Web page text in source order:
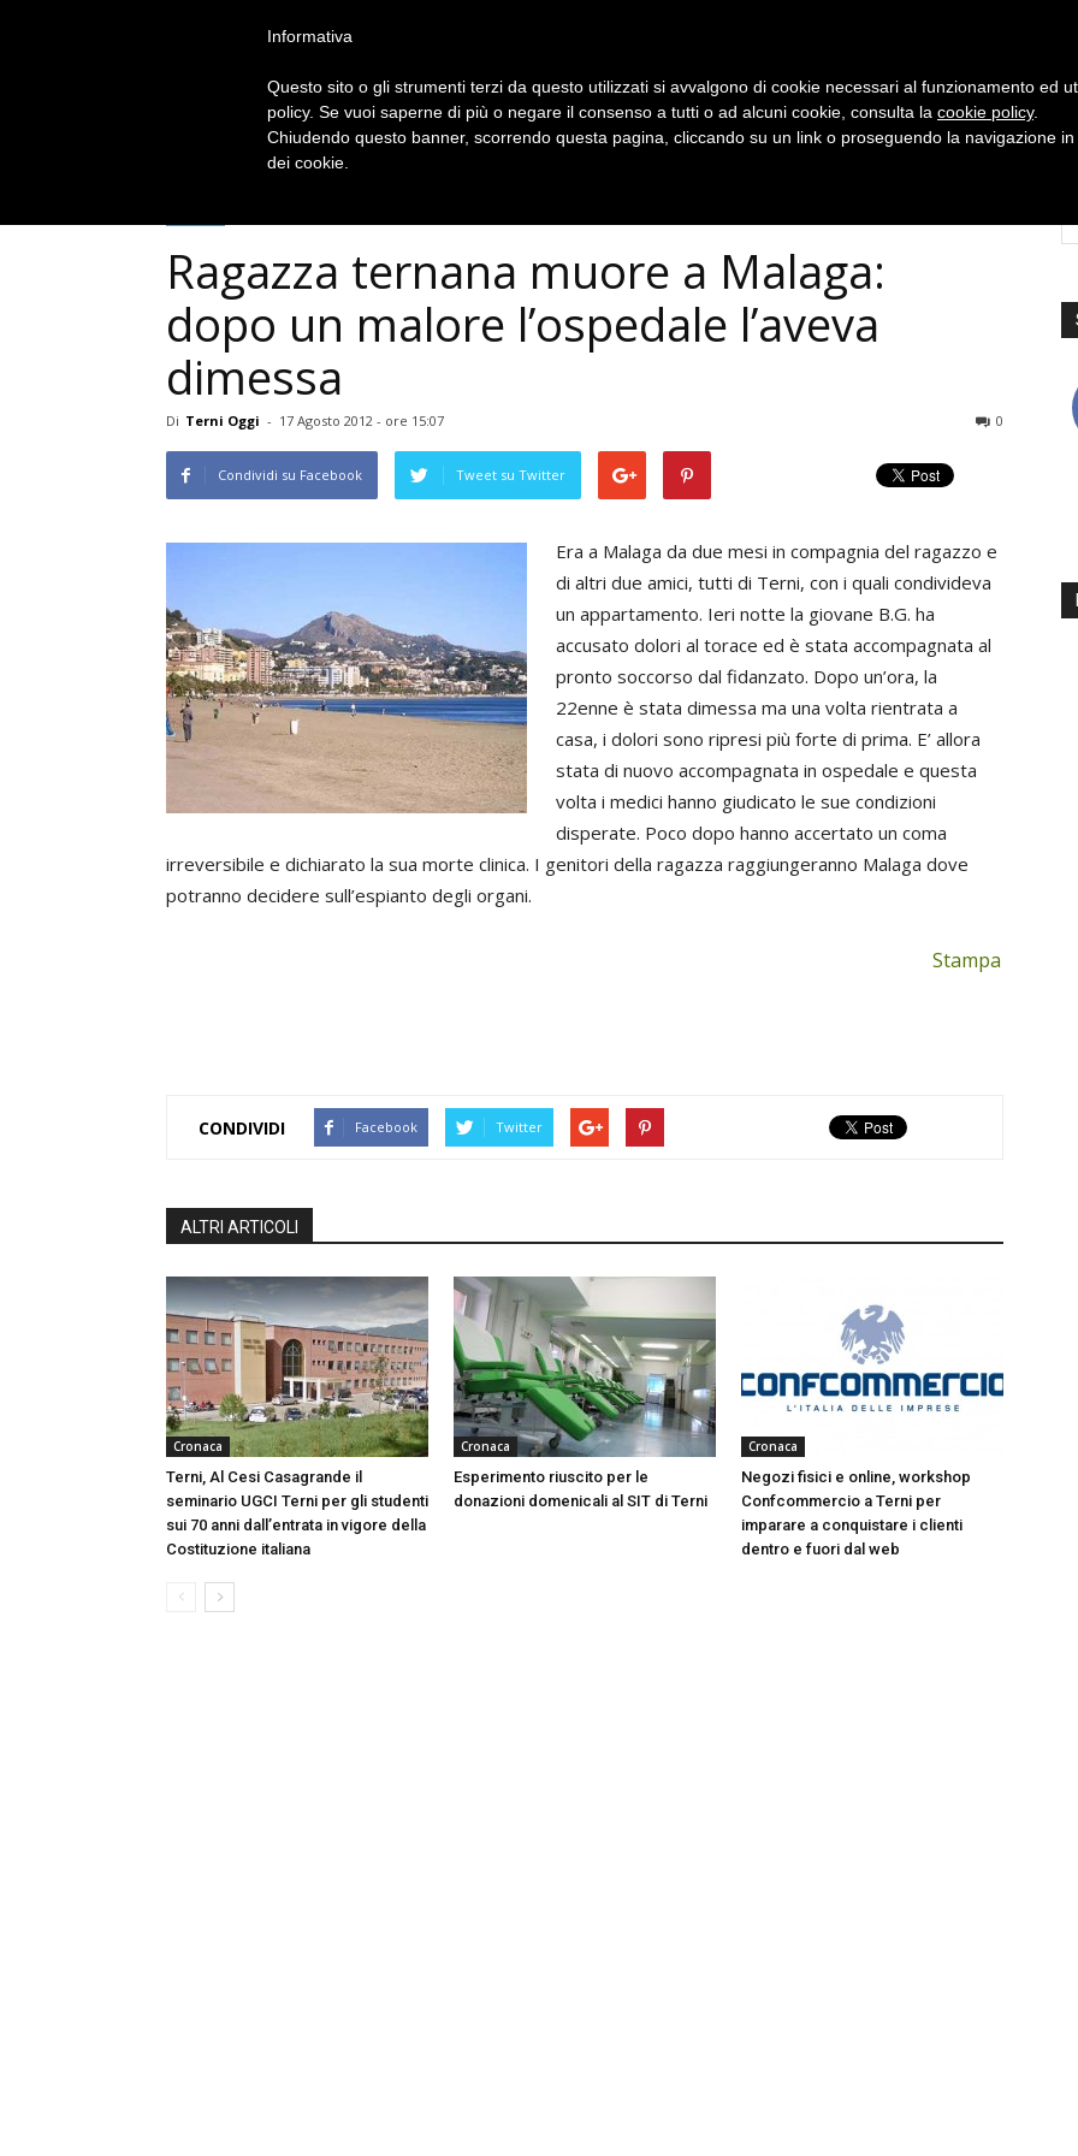
Ragazza ternana muore a Malaga:
dopo un malore l’ospedale l’aveva
dimessa
Di Terni Oggi - 17 Agosto 2012 - ore 15:07 0
Condividi su Facebook Tweet su Twitter
Era a Malaga da due mesi in compagnia del ragazzo e
di altri due amici, tutti di Terni, con i quali condivideva
un appartamento. Ieri notte la giovane B.G. ha
accusato dolori al torace ed è stata accompagnata al
pronto soccorso dal fidanzato. Dopo un’ora, la
22enne è stata dimessa ma una volta rientrata a
casa, i dolori sono ripresi più forte di prima. E’ allora
stata di nuovo accompagnata in ospedale e questa
volta i medici hanno giudicato le sue condizioni
disperate. Poco dopo hanno accertato un coma
irreversibile e dichiarato la sua morte clinica. I genitori della ragazza raggiungeranno Malaga dove
potranno decidere sull’espianto degli organi.
Stampa
CONDIVIDI Facebook Twitter
ALTRI ARTICOLI
Cronaca
Terni, Al Cesi Casagrande il
seminario UGCI Terni per gli studenti
sui 70 anni dall’entrata in vigore della
Costituzione italiana
Cronaca
Esperimento riuscito per le
donazioni domenicali al SIT di Terni
Cronaca
Negozi fisici e online, workshop
Confcommercio a Terni per
imparare a conquistare i clienti
dentro e fuori dal web
Informativa
Questo sito o gli strumenti terzi da questo utilizzati si avvalgono di cookie necessari al funzionamento ed
policy. Se vuoi saperne di più o negare il consenso a tutti o ad alcuni cookie, consulta la cookie policy.
Chiudendo questo banner, scorrendo questa pagina, cliccando su un link o proseguendo la navigazione
dei cookie.